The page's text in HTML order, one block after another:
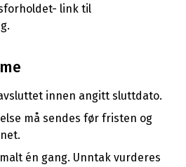
link til
innen angitt sluttdato.
må sendes før fristen og
én gang. Unntak vurderes